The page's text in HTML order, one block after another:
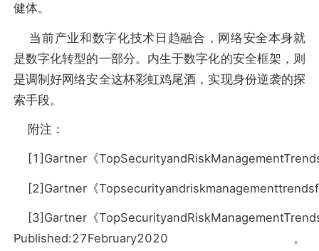
健体。
当前产业和数字化技术日趋融合，网络安全本身就
是数字化转型的一部分。内生于数字化的安全框架，则
是调制好网络安全这杯彩虹鸡尾酒，实现身份逆袭的探
索手段。
附注：
[1]Gartner《
[2]Gartner《
[3]Gartner《
Published:27February2020。